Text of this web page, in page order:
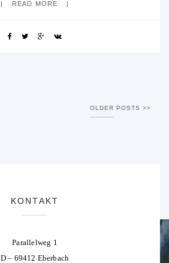
READ MORE
OLDER POSTS
KONTAKT
Parallelweg 1
D – 69412 Eberbach